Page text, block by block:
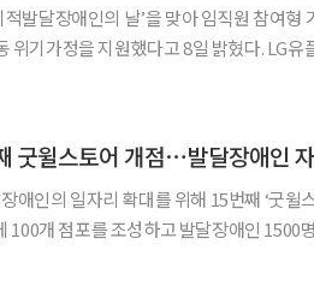
적발달장애인의 날’을 맞아 임직원 참여형
위기가정을 지원했다고 8일 밝혔다. LG유
굿윌스토어 개점⋯발달장애인
애인의 일자리 확대를 위해 15번째 ‘굿윌
100개 점포를 조성하고 발달장애인 1500